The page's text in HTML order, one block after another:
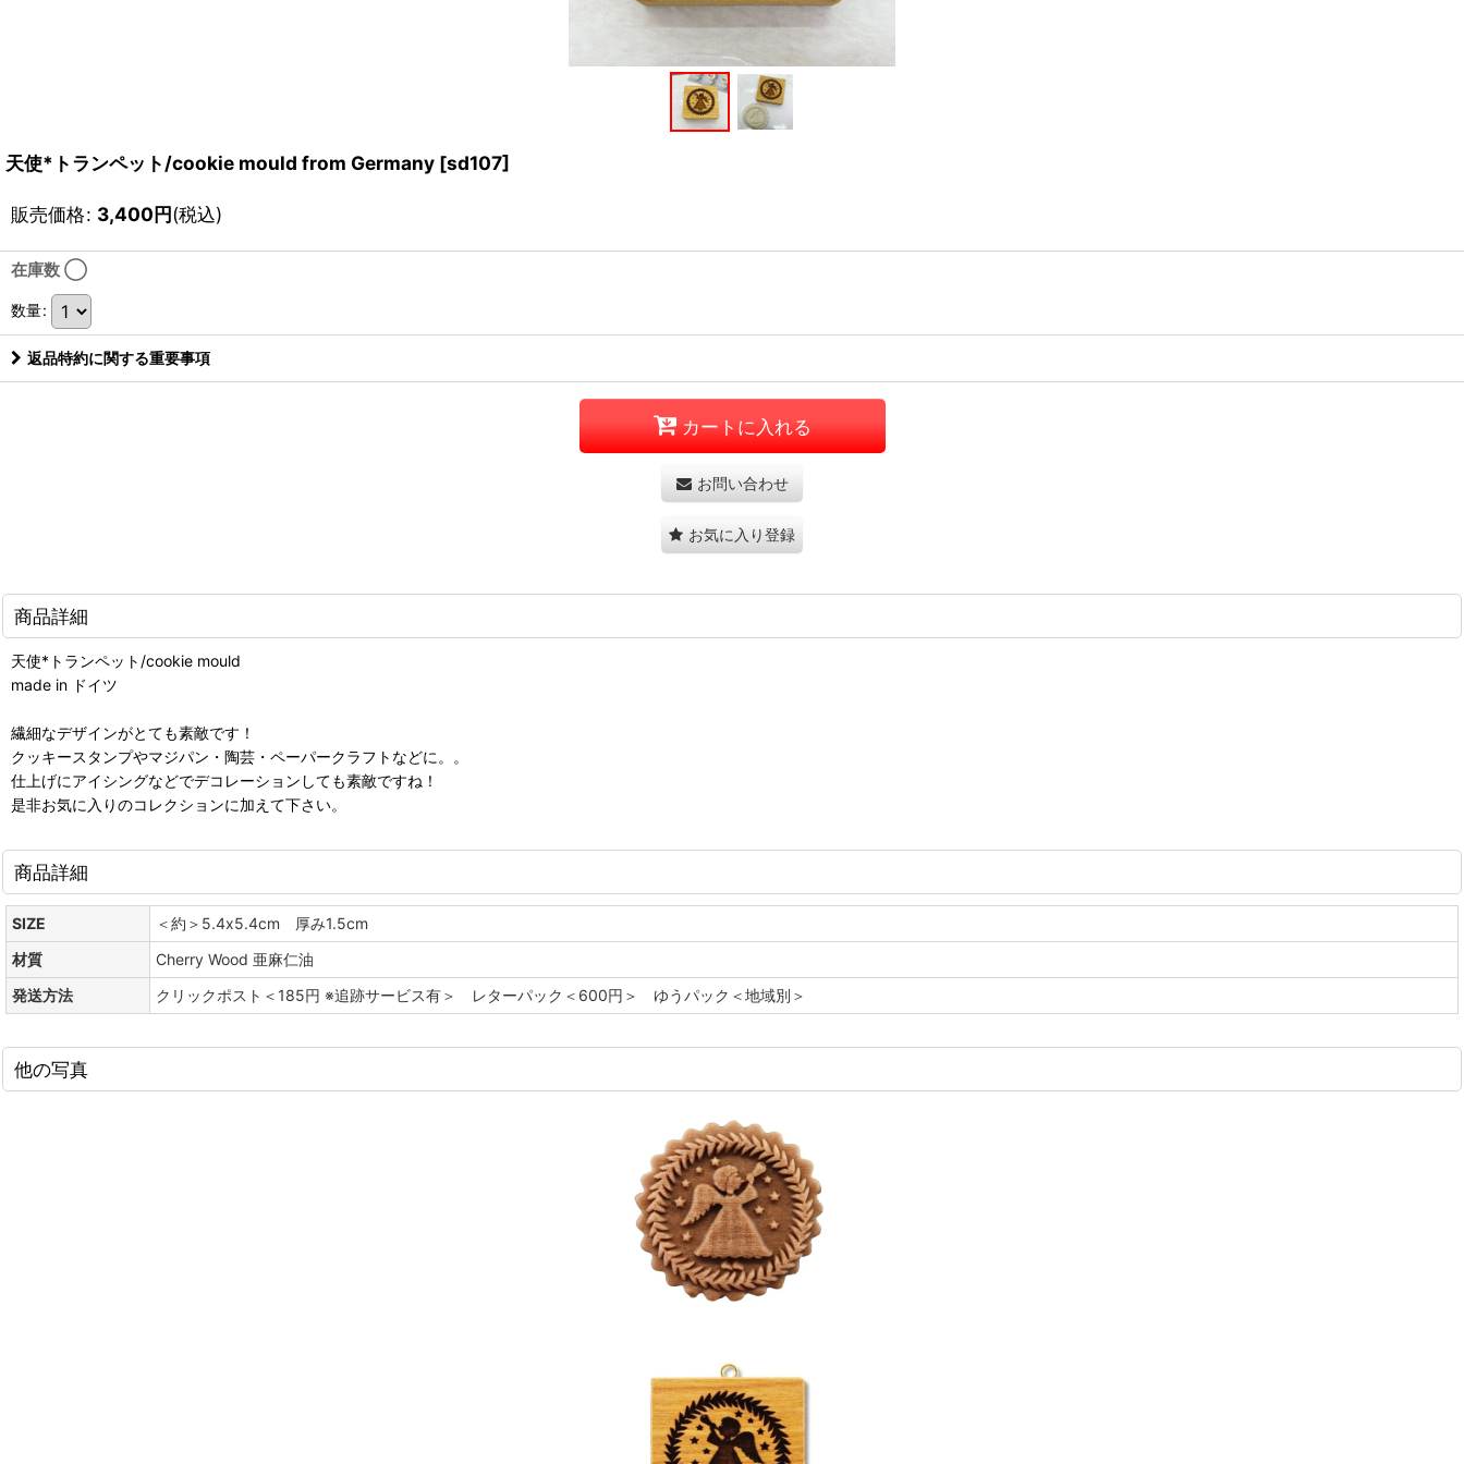
天使*トランペット/cookie mould from Germany [sd107]
販売価格: 3,400円(税込)
在庫数 ◯
数量:
返品特約に関する重要事項
カートに入れる
お問い合わせ
お気に入り登録
商品詳細
天使*トランペット/cookie mould
made in ドイツ
繊細なデザインがとても素敵です！
クッキースタンプやマジパン・陶芸・ペーパークラフトなどに。。
仕上げにアイシングなどでデコレーションしても素敵ですね！
是非お気に入りのコレクションに加えて下さい。
商品詳細
SIZE
＜約＞5.4x5.4cm 厚み1.5cm
材質
Cherry Wood 亜麻仁油
発送方法
クリックポスト＜185円 ※追跡サービス有＞ レターパック＜600円＞ ゆうパック＜地域別＞
他の写真